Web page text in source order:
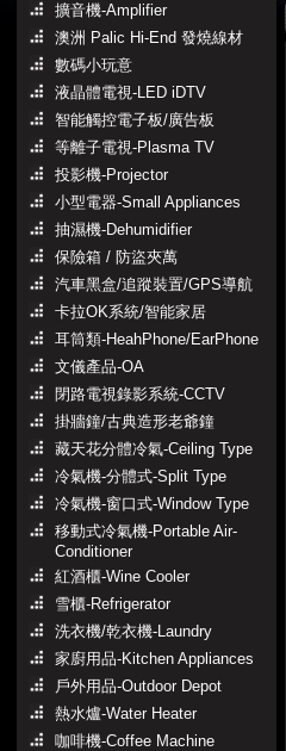
擴音機-Amplifier
澳洲 Palic Hi-End 發燒線材
數碼小玩意
液晶體電視-LED iDTV
智能觸控電子板/廣告板
等離子電視-Plasma TV
投影機-Projector
小型電器-Small Appliances
抽濕機-Dehumidifier
保險箱 / 防盜夾萬
汽車黑盒/追蹤裝置/GPS導航
卡拉OK系統/智能家居
耳筒類-HeahPhone/EarPhone
文儀產品-OA
閉路電視錄影系統-CCTV
掛牆鐘/古典造形老爺鐘
藏天花分體冷氣-Ceiling Type
冷氣機-分體式-Split Type
冷氣機-窗口式-Window Type
移動式冷氣機-Portable Air-
Conditioner
紅酒櫃-Wine Cooler
雪櫃-Refrigerator
洗衣機/乾衣機-Laundry
家廚用品-Kitchen Appliances
戶外用品-Outdoor Depot
熱水爐-Water Heater
咖啡機-Coffee Machine